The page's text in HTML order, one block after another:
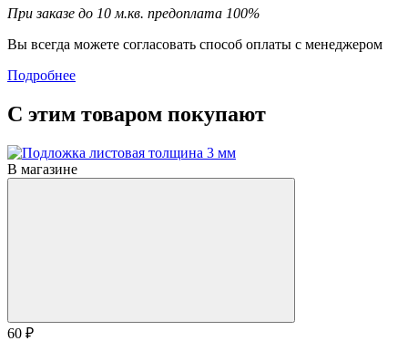
При заказе до 10 м.кв. предоплата 100%
Вы всегда можете согласовать способ оплаты с менеджером
Подробнее
С этим товаром покупают
В магазине
60 ₽